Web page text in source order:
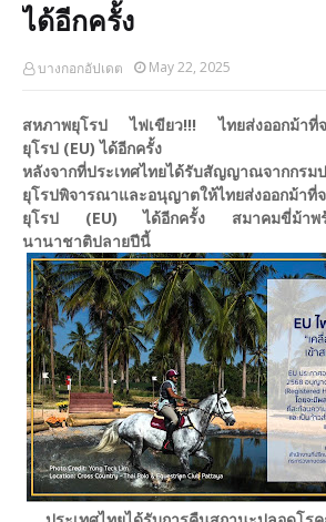
ได้อีกครั้ง
บางกอกอัปเดต May 22, 2025
สหภาพยุโรป ไฟเขียว!!! ไทยส่งออกม้าที่จ
ยุโรป (EU) ได้อีกครั้ง
หลังจากที่ประเทศไทยได้รับสัญญาณจากก
ยุโรปพิจารณาและอนุญาตให้ไทยส่งออกม้าที่
ยุโรป (EU) ได้อีกครั้ง สมาคมขี่ม้าพร้
นานาชาติปลายปีนี้